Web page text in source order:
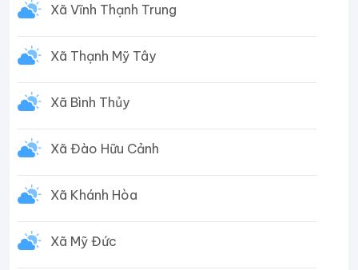
Xã Vĩnh Thạnh Trung
Xã Thạnh Mỹ Tây
Xã Bình Thủy
Xã Đào Hữu Cảnh
Xã Khánh Hòa
Xã Mỹ Đức